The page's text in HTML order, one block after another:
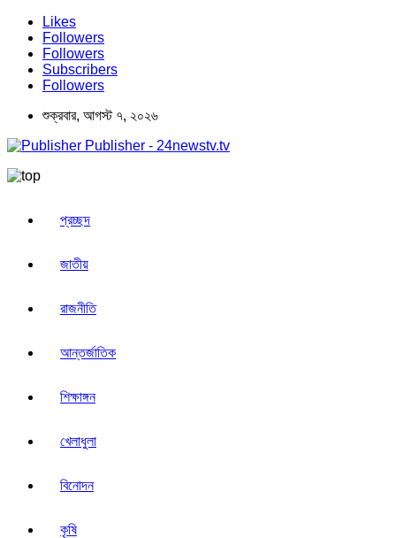
Likes
Followers
Followers
Subscribers
Followers
শুক্রবার, আগস্ট ৭, ২০২৬
Publisher - 24newstv.tv
প্রচ্ছদ
জাতীয়
রাজনীতি
আন্তর্জাতিক
শিক্ষাঙ্গন
খেলাধুলা
বিনোদন
কৃষি